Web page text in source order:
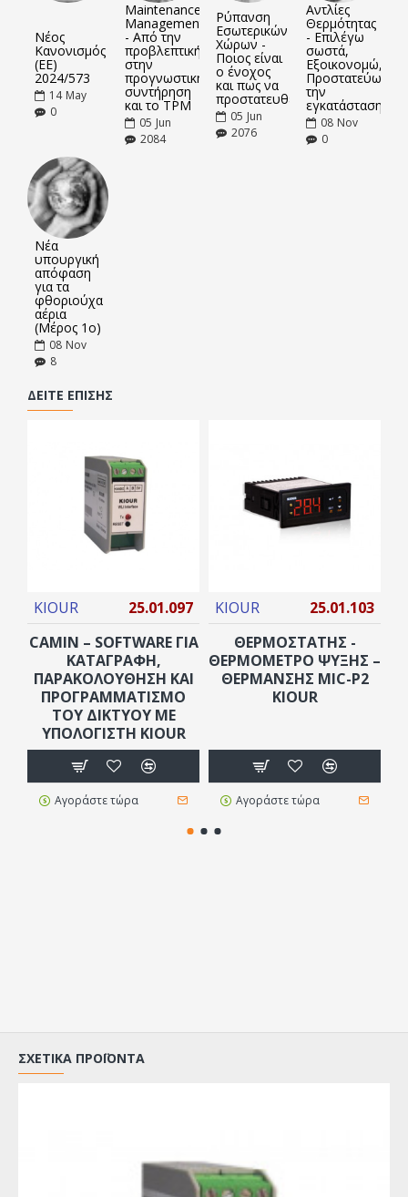
Νέος
Κανονισμός
(ΕΕ)
2024/573
14 May
0
Maintenance
Management
- Από την
προβλεπτική
στην
προγνωστική
συντήρηση
και το TPM
05 Jun
2084
Ρύπανση
Εσωτερικών
Χώρων -
Ποιος είναι
ο ένοχος
και πως να
προστατευθείτε
05 Jun
2076
Αντλίες
Θερμότητας
- Επιλέγω
σωστά,
Εξοικονομώ,
Προστατεύω
την
εγκατάσταση
08 Nov
0
Νέα
υπουργική
απόφαση
για τα
φθοριούχα
αέρια
(Μέρος 1ο)
08 Nov
8
ΔΕΊΤΕ ΕΠΊΣΗΣ
KIOUR
25.01.097
CAMIN – SOFTWARE ΓΙΑ
ΚΑΤΑΓΡΑΦΗ,
ΠΑΡΑΚΟΛΟΥΘΗΣΗ ΚΑΙ
ΠΡΟΓΡΑΜΜΑΤΙΣΜΟ
ΤΟΥ ΔΙΚΤΥΟΥ ΜΕ
ΥΠΟΛΟΓΙΣΤΗ KIOUR
Αγοράστε τώρα
KIOUR
25.01.103
ΘΕΡΜΟΣΤΑΤΗΣ -
ΘΕΡΜΟΜΕΤΡΟ ΨΥΞΗΣ –
ΘΕΡΜΑΝΣΗΣ MIC-P2
KIOUR
Αγοράστε τώρα
ΣΧΕΤΙΚΆ ΠΡΟΪΌΝΤΑ